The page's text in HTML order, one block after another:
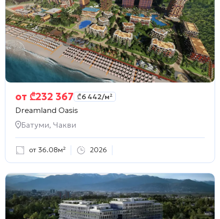
от ₾232 367 ₾6 442/м²
Dreamland Oasis
Батуми, Чакви
от 36.08м² 2026